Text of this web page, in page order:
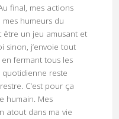
final, mes actions
humeurs du
être un jeu amusant et
sinon, j’envoie tout
en fermant tous les
quotidienne reste
C’est pour ça
humain. Mes
atout dans ma vie